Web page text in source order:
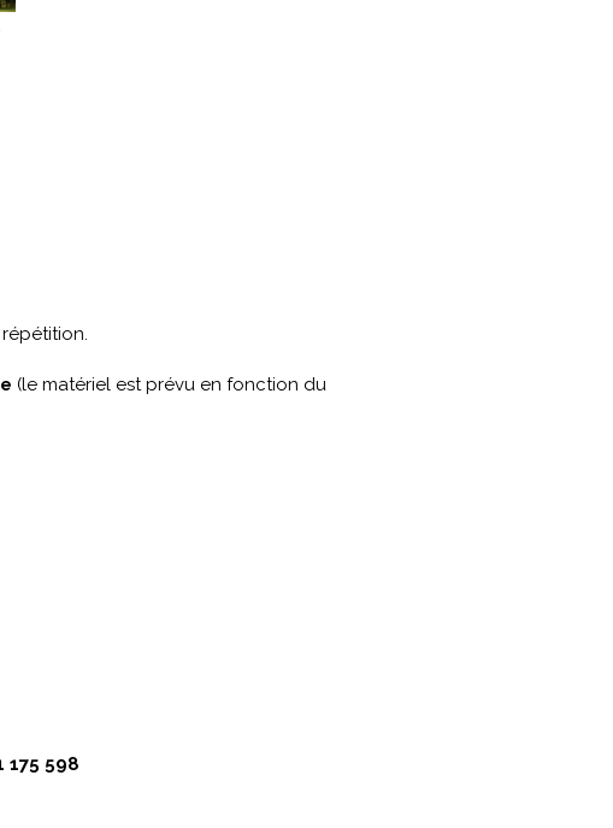
(le matériel est prévu en fonction du
175 598